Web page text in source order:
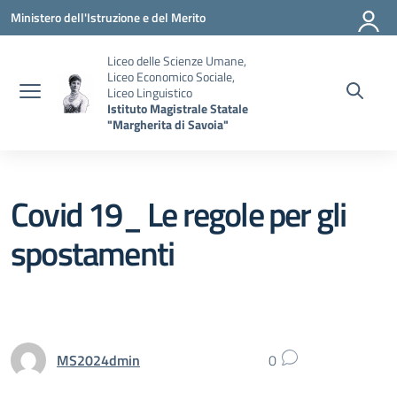
Vai ai contenuti
Vai al menu di navigazione
Vai al footer
Ministero dell'Istruzione e del Merito
Liceo delle Scienze Umane,
Liceo Economico Sociale,
Liceo Linguistico
Istituto Magistrale Statale
"Margherita di Savoia"
Covid 19_ Le regole per gli
spostamenti
MS2024dmin 0